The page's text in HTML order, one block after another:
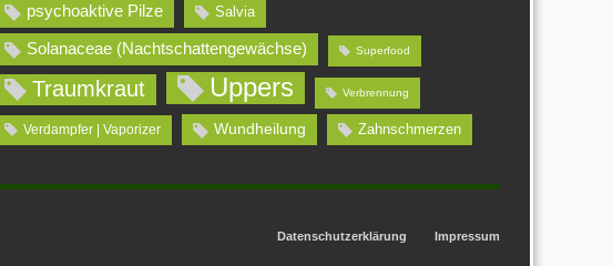
psychoaktive Pilze Salvia
Solanaceae (Nachtschattengewächse) Superfood
Traumkraut Uppers Verbrennung
Verdampfer | Vaporizer Wundheilung Zahnschmerzen
Datenschutzerklärung Impressum